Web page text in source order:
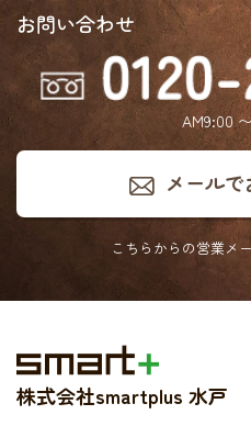
お問い合わせ
AM9:00
メール
こちらからの営業メ
株式会社smartplus 水戸